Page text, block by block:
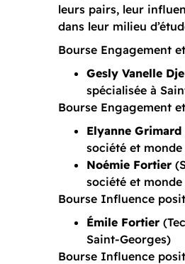
leurs pairs, leur
dans leur milieu
Bourse Engagement
Gesly Vanelle
spécialisée à
Bourse Engagement
Elyanne Grimard
société et
Noémie Fortier
société et
Bourse Influence
Émile Fortier
Saint-Georges)
Bourse Influence